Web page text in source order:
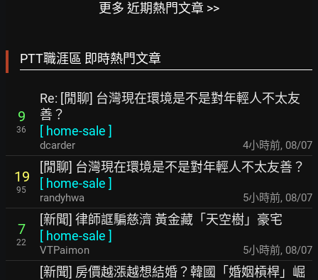
更多 近期熱門文章 >>
PTT職涯區 即時熱門文章
9
36
Re: [閒聊] 台灣現在環境是不是對年輕人不太友
善？
[ home-sale ]
dcarder 4小時前, 08/07
19
95
[閒聊] 台灣現在環境是不是對年輕人不太友善？
[ home-sale ]
randyhwa 5小時前, 08/07
7
22
[新聞] 律師誆騙慈濟 黃金藏「天空樹」豪宅
[ home-sale ]
VTPaimon 5小時前, 08/07
[新聞] 房價越漲越想結婚？韓國「婚姻槓桿」崛